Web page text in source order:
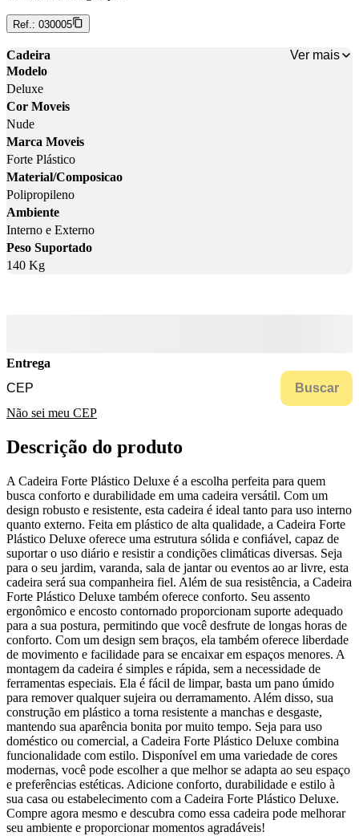
Ref.: 030005
Cadeira
Ver mais
Modelo
Deluxe
Cor Moveis
Nude
Marca Moveis
Forte Plástico
Material/Composicao
Polipropileno
Ambiente
Interno e Externo
Peso Suportado
140 Kg
Entrega
Buscar
Não sei meu CEP
Descrição do produto
A Cadeira Forte Plástico Deluxe é a escolha perfeita para quem
busca conforto e durabilidade em uma cadeira versátil. Com um
design robusto e resistente, esta cadeira é ideal tanto para uso interno
quanto externo. Feita em plástico de alta qualidade, a Cadeira Forte
Plástico Deluxe oferece uma estrutura sólida e confiável, capaz de
suportar o uso diário e resistir a condições climáticas diversas. Seja
para o seu jardim, varanda, sala de jantar ou eventos ao ar livre, esta
cadeira será sua companheira fiel. Além de sua resistência, a Cadeira
Forte Plástico Deluxe também oferece conforto. Seu assento
ergonômico e encosto contornado proporcionam suporte adequado
para a sua postura, permitindo que você desfrute de longas horas de
conforto. Com um design sem braços, ela também oferece liberdade
de movimento e facilidade para se encaixar em espaços menores. A
montagem da cadeira é simples e rápida, sem a necessidade de
ferramentas especiais. Ela é fácil de limpar, basta um pano úmido
para remover qualquer sujeira ou derramamento. Além disso, sua
construção em plástico a torna resistente a manchas e desgaste,
mantendo sua aparência bonita por muito tempo. Seja para uso
doméstico ou comercial, a Cadeira Forte Plástico Deluxe combina
funcionalidade com estilo. Disponível em uma variedade de cores
modernas, você pode escolher a que melhor se adapta ao seu espaço
e preferências estéticas. Adicione conforto, durabilidade e estilo à
sua casa ou estabelecimento com a Cadeira Forte Plástico Deluxe.
Compre agora mesmo e descubra como essa cadeira pode melhorar
seu ambiente e proporcionar momentos agradáveis!